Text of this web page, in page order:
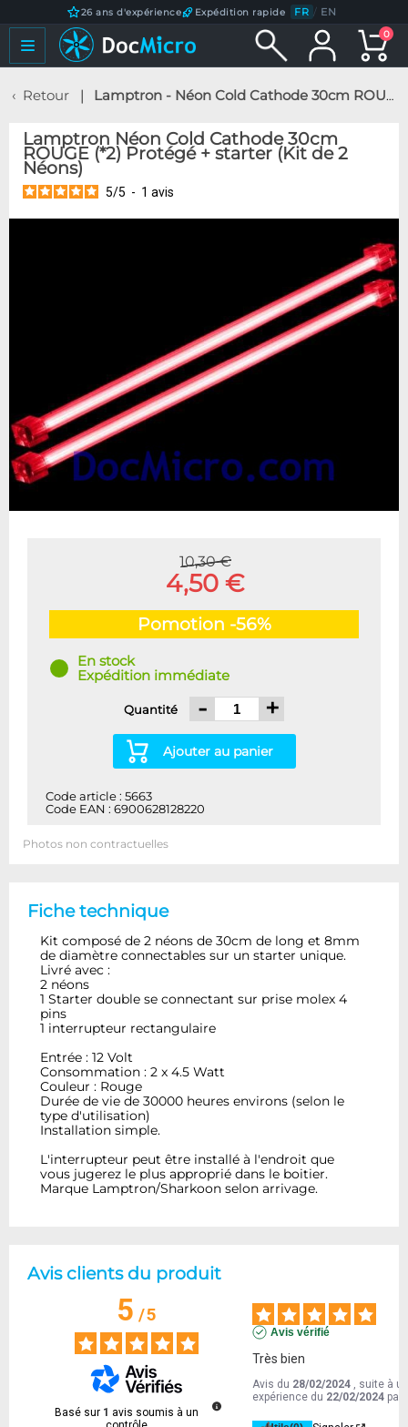
26 ans d'expérience Expédition rapide FR / EN
0
Retour Lamptron - Néon Cold Cathode 30cm ROUGE (*2) Protégé + starter (Kit de 2 Néons)
Lamptron Néon Cold Cathode 30cm
ROUGE (*2) Protégé + starter (Kit de 2
Néons)
5/5 - 1 avis
10,30 €
4,50 €
Pomotion -56%
En stock
Expédition immédiate
Quantité - +
Ajouter au panier
Code article : 5663
Code EAN : 6900628128220
Photos non contractuelles
Fiche technique
Kit composé de 2 néons de 30cm de long et 8mm
de diamètre connectables sur un starter unique.
Livré avec :
2 néons
1 Starter double se connectant sur prise molex 4
pins
1 interrupteur rectangulaire
Entrée : 12 Volt
Consommation : 2 x 4.5 Watt
Couleur : Rouge
Durée de vie de 30000 heures environs (selon le
type d'utilisation)
Installation simple.
L'interrupteur peut être installé à l'endroit que
vous jugerez le plus approprié dans le boitier.
Marque Lamptron/Sharkoon selon arrivage.
Avis clients du produit
5/5
Basé sur 1 avis soumis à un
Avis vérifié
Très bien
Avis du 28/02/2024 , suite à
expérience du 22/02/2024 par